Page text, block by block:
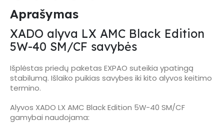
Aprašymas
XADO alyva LX AMC Black Edition
5W-40 SM/CF savybės
Išplėstas priedų paketas EXPAO suteikia ypatingą
stabilumą. Išlaiko puikias savybes iki kito alyvos keitimo
termino.
Alyvos XADO LX AMC Black Edition 5W-40 SM/CF
gamybai naudojama: